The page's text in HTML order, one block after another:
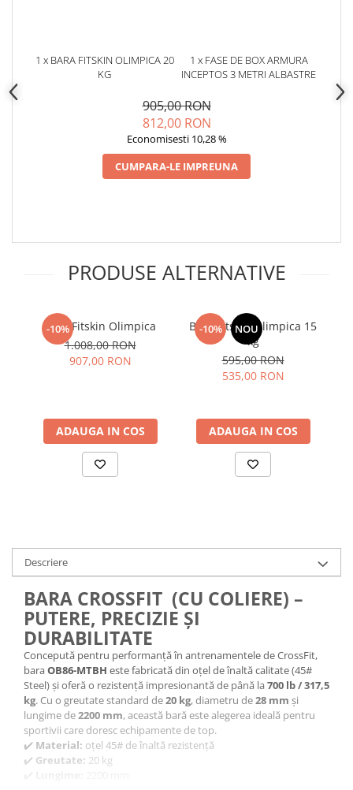
1 x BARA FITSKIN OLIMPICA 20
KG
1 x FASE DE BOX ARMURA
INCEPTOS 3 METRI ALBASTRE
905,00 RON
812,00 RON
Economisesti 10,28 %
CUMPARA-LE IMPREUNA
PRODUSE ALTERNATIVE
-10%Bara Fitskin Olimpica
1.008,00 RON
907,00 RON
ADAUGA IN COS
-10% NOU
Bara Fitskin Olimpica 15
kg
595,00 RON
535,00 RON
ADAUGA IN COS
Descriere
BARA CROSSFIT (CU COLIERE) –
PUTERE, PRECIZIE ȘI
DURABILITATE
Concepută pentru performanță în antrenamentele de CrossFit,
baraOB86-MTBH este fabricată din oțel de înaltă calitate (45#
Steel) și oferă o rezistență impresionantă de până la700 lb / 317,5
kg. Cu o greutate standard de20 kg, diametru de28 mm și
lungime de2200 mm, această bară este alegerea ideală pentru
sportivii care doresc echipamente de top.
✔️ Material: oțel 45# de înaltă rezistență
✔️ Greutate: 20 kg